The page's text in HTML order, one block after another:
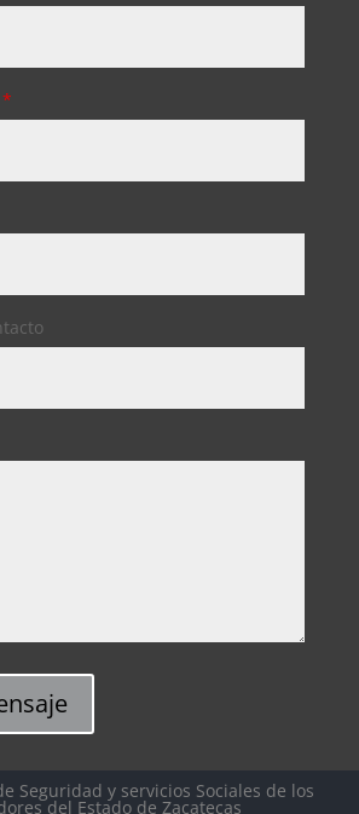
*
Seguridad y servicios Sociales de los
del Estado de Zacatecas